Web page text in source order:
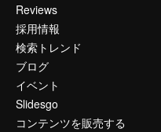
Reviews
採用情報
検索トレンド
ブログ
イベント
Slidesgo
コンテンツを販売する